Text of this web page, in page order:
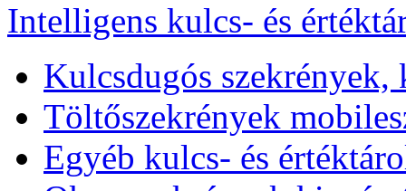
Intelligens kulcs- és
Kulcsdugós
Töltőszekrények
Egyéb kulcs- és